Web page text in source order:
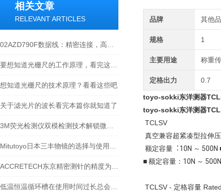
相关文章
RELEVANT ARTICLES
想知道光栅尺的技术原理？看看这些吧
关于滤光片的波长看完本篇你就知道了
品牌 其他
规格 1
主要用途 称重
定格出力 0.7
toyo-sokki东洋测器
toyo-sokki东洋测器
TCLSV
真空兼容超紧凑型拉伸
额定容量︓10N ～
■ 额定容量：10N ～
TCLSV - 定格容量